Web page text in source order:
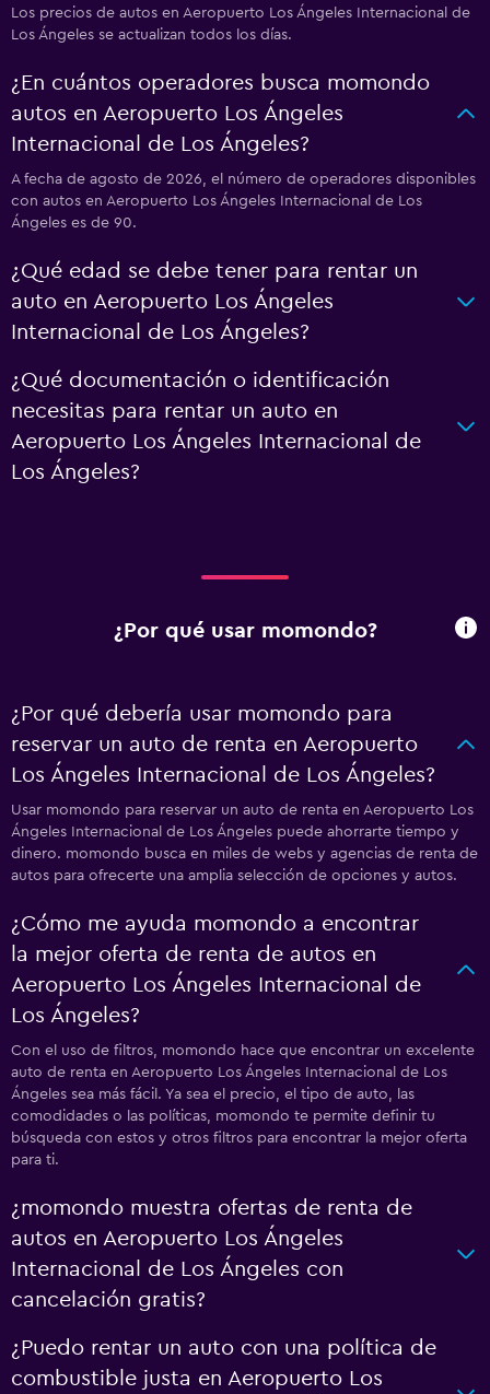
Los precios de autos en Aeropuerto Los Ángeles Internacional de
Los Ángeles se actualizan todos los días.
¿En cuántos operadores busca momondo
autos en Aeropuerto Los Ángeles
Internacional de Los Ángeles?
A fecha de agosto de 2026, el número de operadores disponibles
con autos en Aeropuerto Los Ángeles Internacional de Los
Ángeles es de 90.
¿Qué edad se debe tener para rentar un
auto en Aeropuerto Los Ángeles
Internacional de Los Ángeles?
¿Qué documentación o identificación
necesitas para rentar un auto en
Aeropuerto Los Ángeles Internacional de
Los Ángeles?
¿Por qué usar momondo?
¿Por qué debería usar momondo para
reservar un auto de renta en Aeropuerto
Los Ángeles Internacional de Los Ángeles?
Usar momondo para reservar un auto de renta en Aeropuerto Los
Ángeles Internacional de Los Ángeles puede ahorrarte tiempo y
dinero. momondo busca en miles de webs y agencias de renta de
autos para ofrecerte una amplia selección de opciones y autos.
¿Cómo me ayuda momondo a encontrar
la mejor oferta de renta de autos en
Aeropuerto Los Ángeles Internacional de
Los Ángeles?
Con el uso de filtros, momondo hace que encontrar un excelente
auto de renta en Aeropuerto Los Ángeles Internacional de Los
Ángeles sea más fácil. Ya sea el precio, el tipo de auto, las
comodidades o las políticas, momondo te permite definir tu
búsqueda con estos y otros filtros para encontrar la mejor oferta
para ti.
¿momondo muestra ofertas de renta de
autos en Aeropuerto Los Ángeles
Internacional de Los Ángeles con
cancelación gratis?
¿Puedo rentar un auto con una política de
combustible justa en Aeropuerto Los